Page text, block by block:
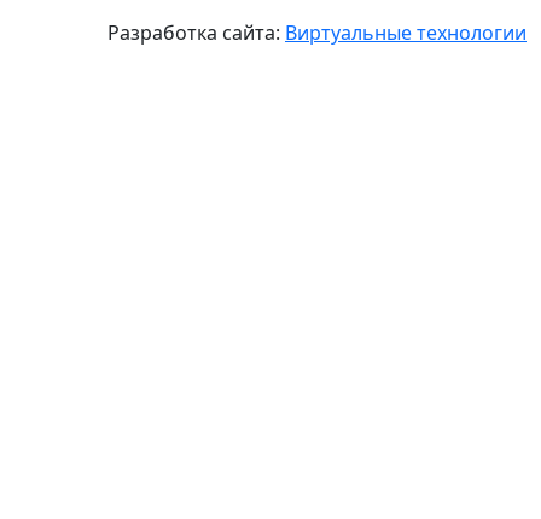
Разработка сайта: Виртуальные технологии